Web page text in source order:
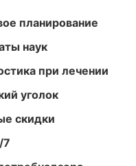
планирование
наук
при лечении
уголок
скидки
7